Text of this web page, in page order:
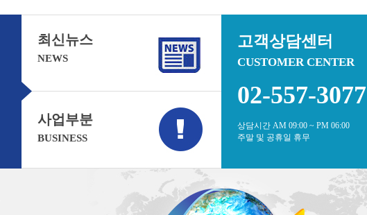
최신뉴스
NEWS
사업부분
BUSINESS
고객상담센터
CUSTOMER CENTER
02-557-3077
상담시간 AM 09:00 ~ PM 06:00
주말 및 공휴일 휴무